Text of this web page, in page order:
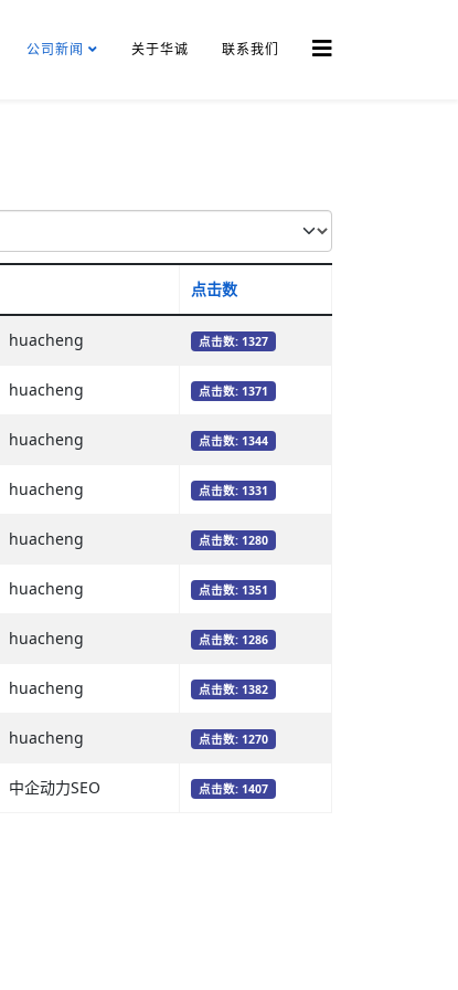
公司新闻 关于华诚 联系我们
点击数
huacheng 点击数: 1327
huacheng 点击数: 1371
huacheng 点击数: 1344
huacheng 点击数: 1331
huacheng 点击数: 1280
huacheng 点击数: 1351
huacheng 点击数: 1286
huacheng 点击数: 1382
huacheng 点击数: 1270
中企动力SEO 点击数: 1407